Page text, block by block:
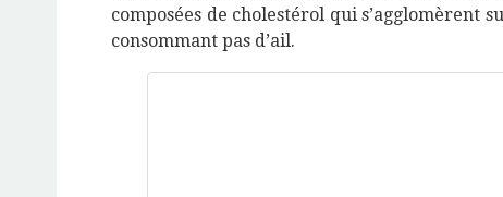
composées de cholestérol qui s’agglomèrent
consommant pas d’ail.